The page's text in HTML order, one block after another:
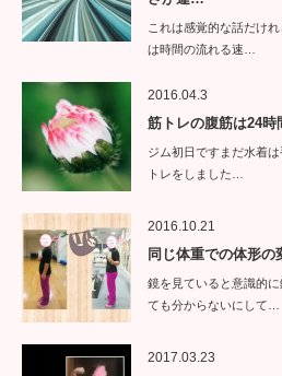
これは感覚的な話だけ
は時間の流れる速…
2016.04.3
筋トレの腹筋は24時
ジム初日ですまだ水着
トレをしました…
2016.10.21
同じ体重での体形の
鏡を見ていると意識的
ても分からないにして…
2017.03.23